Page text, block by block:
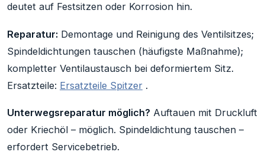
deutet auf Festsitzen oder Korrosion hin.
Reparatur: Demontage und Reinigung des Ventilsitzes;
Spindeldichtungen tauschen (häufigste Maßnahme);
kompletter Ventilaustausch bei deformiertem Sitz.
Ersatzteile: Ersatzteile Spitzer .
Unterwegsreparatur möglich? Auftauen mit Druckluft
oder Kriechöl – möglich. Spindeldichtung tauschen –
erfordert Servicebetrieb.